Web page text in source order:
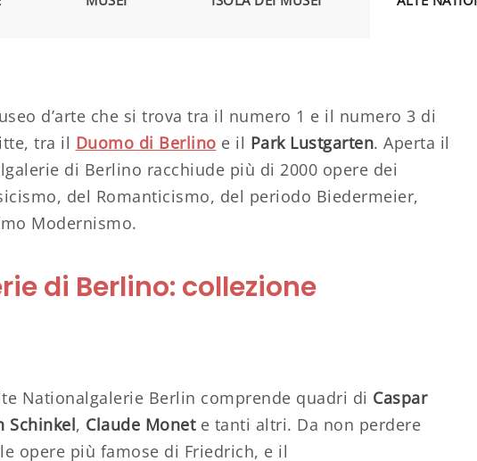
d’arte che si trova tra il numero 1 e il numero 3 di
tra il Duomo di Berlino e il Park Lustgarten. Aperta il
di Berlino racchiude più di 2000 opere dei
del Romanticismo, del periodo Biedermeier,
Modernismo.
di Berlino: collezione
Nationalgalerie Berlin comprende quadri di Caspar
Schinkel, Claude Monet e tanti altri. Da non perdere
opere più famose di Friedrich, e il